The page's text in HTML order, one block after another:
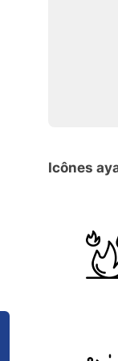
Icônes